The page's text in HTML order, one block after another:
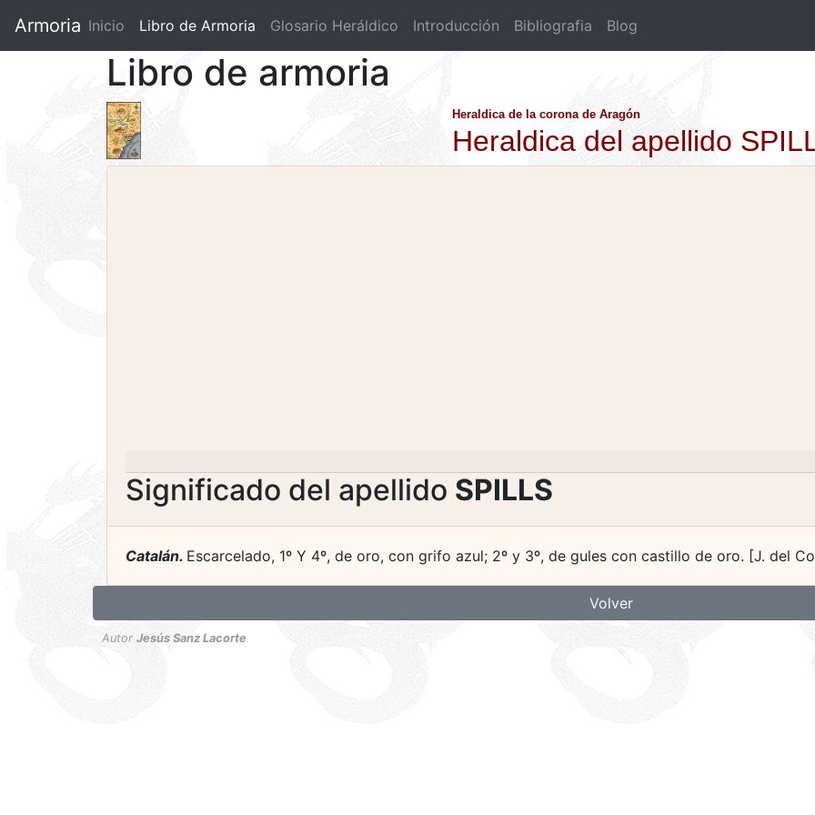
Armoria Inicio Libro de Armoria (current)
Glosario Heráldico Introducción Bibliografia Blog
Libro de armoria
Heraldica de la corona de Aragón
Heraldica del apellido
Significado del apellido SPILLS
Catalán. Escarcelado, 1º Y 4º, de oro, con grifo azul; 2º y 3º, de gules con castillo de oro. [J. del
Volver
Autor Jesús Sanz Lacorte